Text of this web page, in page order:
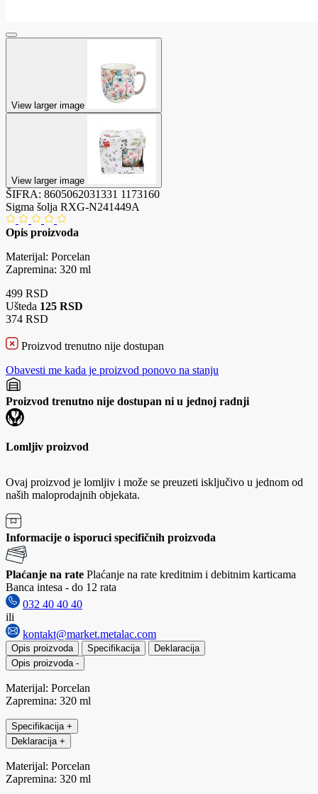
View larger image
View larger image
ŠIFRA: 8605062031331 1173160
Sigma šolja RXG-N241449A
Opis proizvoda
Materijal: Porcelan
Zapremina: 320 ml
499 RSD
Ušteda 125 RSD
374 RSD
Proizvod trenutno nije dostupan
Obavesti me kada je proizvod ponovo na stanju
Proizvod trenutno nije dostupan ni u jednoj radnji
Lomljiv proizvod
Ovaj proizvod je lomljiv i može se preuzeti isključivo u jednom od
naših maloprodajnih objekata.
Informacije o isporuci specifičnih proizvoda
Plaćanje na rate Plaćanje na rate kreditnim i debitnim karticama
Banca intesa - do 12 rata
032 40 40 40
ili
kontakt@market.metalac.com
Opis proizvoda Specifikacija
Deklaracija
Opis proizvoda -
Materijal: Porcelan
Zapremina: 320 ml
Specifikacija +
Deklaracija +
Materijal: Porcelan
Zapremina: 320 ml